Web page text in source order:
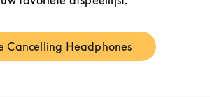
Cancelling Headphones
Link Opens in New Tab